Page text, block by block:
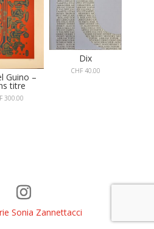
Guino –
titre
300.00
Dix
CHF40.00
Sonia Zannettacci